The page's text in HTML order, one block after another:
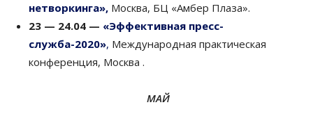
нетворкинга», Москва, БЦ «Амбер Плаза».
23 — 24.04 — «Эффективная пресс-
служба-2020», Международная практическая
конференция, Москва .
МАЙ